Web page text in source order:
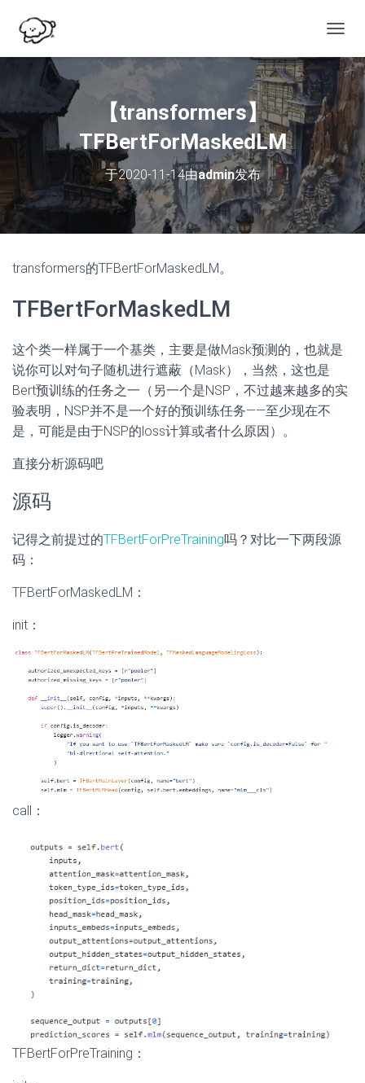
换
导
【transformers】
TFBertForMaskedLM
于2020-11-14由admin发布
transformers的TFBertForMaskedLM。
TFBertForMaskedLM
这个类一样属于一个基类，主要是做Mask预测的，也就是
说你可以对句子随机进行遮蔽（Mask），当然，这也是
Bert预训练的任务之一（另一个是NSP，不过越来越多的实
验表明，NSP并不是一个好的预训练任务——至少现在不
是，可能是由于NSP的loss计算或者什么原因）。
直接分析源码吧
源码
记得之前提过的TFBertForPreTraining吗？对比一下两段源
码：
TFBertForMaskedLM：
init：
call：
TFBertForPreTraining：